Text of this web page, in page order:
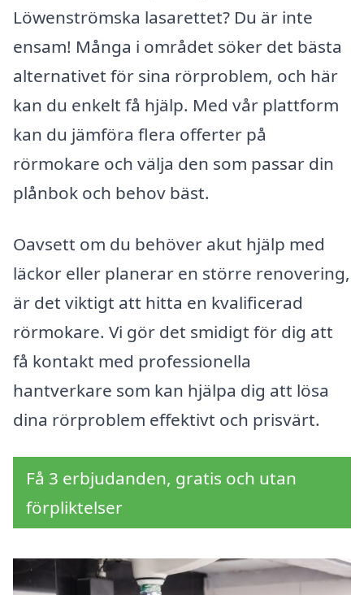
Löwenströmska lasarettet? Du är inte
ensam! Många i området söker det bästa
alternativet för sina rörproblem, och här
kan du enkelt få hjälp. Med vår plattform
kan du jämföra flera offerter på
rörmokare och välja den som passar din
plånbok och behov bäst.
Oavsett om du behöver akut hjälp med
läckor eller planerar en större renovering,
är det viktigt att hitta en kvalificerad
rörmokare. Vi gör det smidigt för dig att
få kontakt med professionella
hantverkare som kan hjälpa dig att lösa
dina rörproblem effektivt och prisvärt.
Få 3 erbjudanden, gratis och utan
förpliktelser